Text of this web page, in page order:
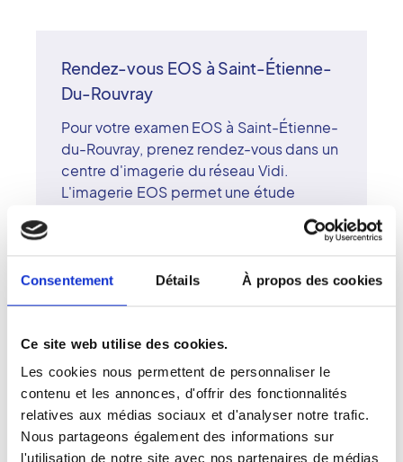
Consentement Détails À propos des cookies
Ce site web utilise des cookies.
Les cookies nous permettent de personnaliser le
contenu et les annonces, d'offrir des fonctionnalités
relatives aux médias sociaux et d'analyser notre trafic.
Nous partageons également des informations sur
l'utilisation de notre site avec nos partenaires de médias
Rendez-vous EOS à Saint-Étienne-
Du-Rouvray
Pour votre examen EOS à Saint-Étienne-
du-Rouvray, prenez rendez-vous dans un
centre d'imagerie du réseau Vidi.
L'imagerie EOS permet une étude
considérablement la dose de
rayonnement. Cet examen est idéal pour
radiologues surspécialisés du centre de
Saint-Étienne-du-Rouvray interprètent
les images avec rigueur et expertise. Le
réseau Vidi associe innovation
technologique et accompagnement
humain pour garantir à chaque patient un